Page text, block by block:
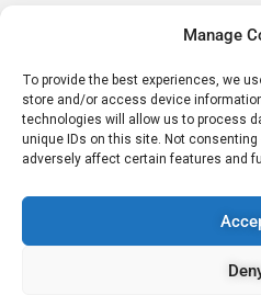
Manage
To provide the best experiences, we
store and/or access device
technologies will allow us to process
unique IDs on this site. Not
adversely affect certain features and
Über uns
Impressum und
KONTAKT